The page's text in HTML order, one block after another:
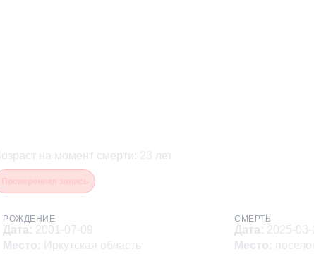
на момент смерти : 23 лет
РОЖДЕНИЕ
Дата: 2001-07-09
Место: Иркутская область
СМЕРТЬ
Дата: 2025-03-
Место: